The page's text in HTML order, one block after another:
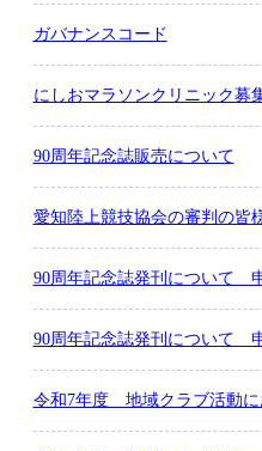
ガバナンスコード
にしおマラソンクリニック募
90周年記念誌販売について
愛知陸上競技協会の審判の
90周年記念誌発刊について 申
90周年記念誌発刊について 申
令和7年度 地域クラブ活動に